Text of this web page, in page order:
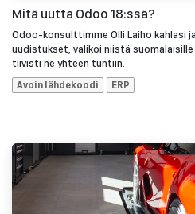
Mitä uutta Odoo 18:ssä?
Odoo-konsulttimme Olli Laiho kahlasi
uudistukset, valikoi niistä
tiivisti ne yhteen tuntiin.
Avoin lähdekoodi
ERP